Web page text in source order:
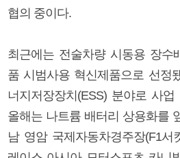
협의 중이다.
최근에는 전술차량 시동용 장수
품 시범사용 혁신제품으로 선정
너지저장장치(ESS) 분야로 사
올해는 나트륨 배터리 상용화를
남 영암 국제자동차경주장(F1서